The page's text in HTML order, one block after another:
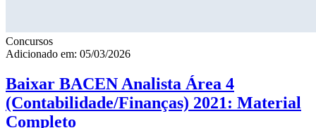
Concursos
Adicionado em: 05/03/2026
Baixar BACEN Analista Área 4
(Contabilidade/Finanças) 2021: Material
Completo